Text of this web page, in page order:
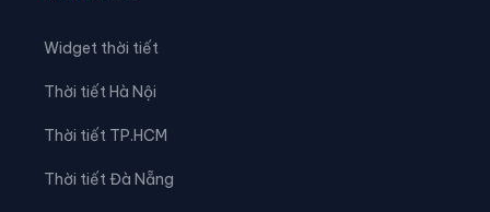
Widget thời tiết
Thời tiết Hà Nội
Thời tiết TP.HCM
Thời tiết Đà Nẵng